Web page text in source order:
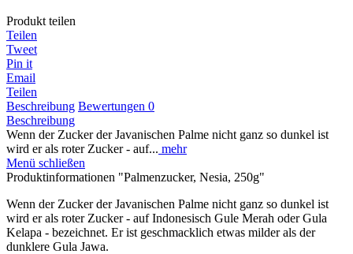
Produkt teilen
Teilen
Tweet
Pin it
Email
Teilen
Beschreibung Bewertungen 0
Beschreibung
Wenn der Zucker der Javanischen Palme nicht ganz so dunkel ist
wird er als roter Zucker - auf... mehr
Menü schließen
Produktinformationen "Palmenzucker, Nesia, 250g"
Wenn der Zucker der Javanischen Palme nicht ganz so dunkel ist
wird er als roter Zucker - auf Indonesisch Gule Merah oder Gula
Kelapa - bezeichnet. Er ist geschmacklich etwas milder als der
dunklere Gula Jawa.